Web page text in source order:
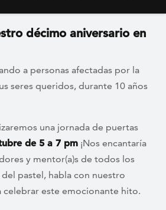
décimo aniversario en
a personas afectadas por la
seres queridos, durante 10 años
una jornada de puertas
de 5 a 7 pm ¡Nos encantaría
y mentor(a)s de todos los
pastel, habla con nuestro
celebrar este emocionante hito.